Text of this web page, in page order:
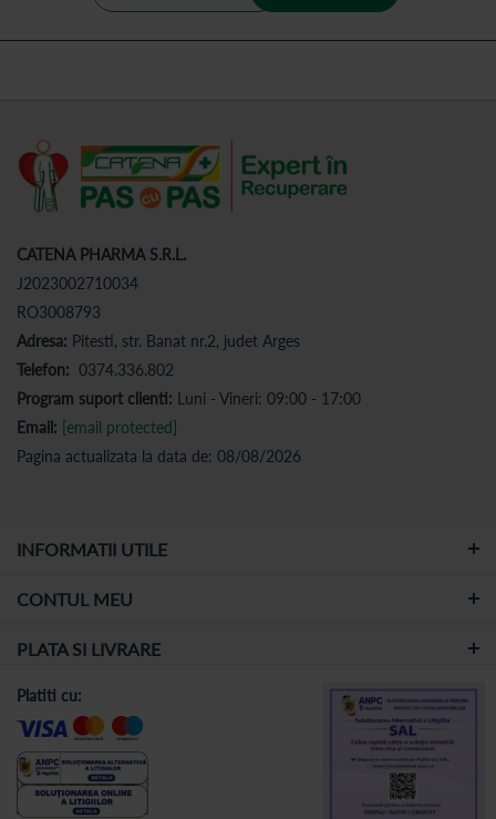
CATENA PHARMA S.R.L.
J2023002710034
RO3008793
Adresa: Pitesti, str. Banat nr.2, judet Arges
Telefon: 0374.336.802
Program suport clienti: Luni - Vineri: 09:00 - 17:00
Email: [email protected]
Pagina actualizata la data de: 08/08/2026
INFORMATII UTILE
CONTUL MEU
PLATA SI LIVRARE
Platiti cu: